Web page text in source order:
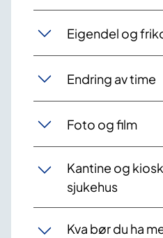
Eigendel og
Endring av time
Foto og film
Kantine og
sjukehus
Kva bør du ha